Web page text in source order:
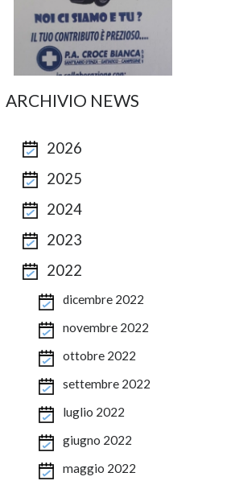
ARCHIVIO NEWS
2026
2025
2024
2023
2022
dicembre 2022
novembre 2022
ottobre 2022
settembre 2022
luglio 2022
giugno 2022
maggio 2022